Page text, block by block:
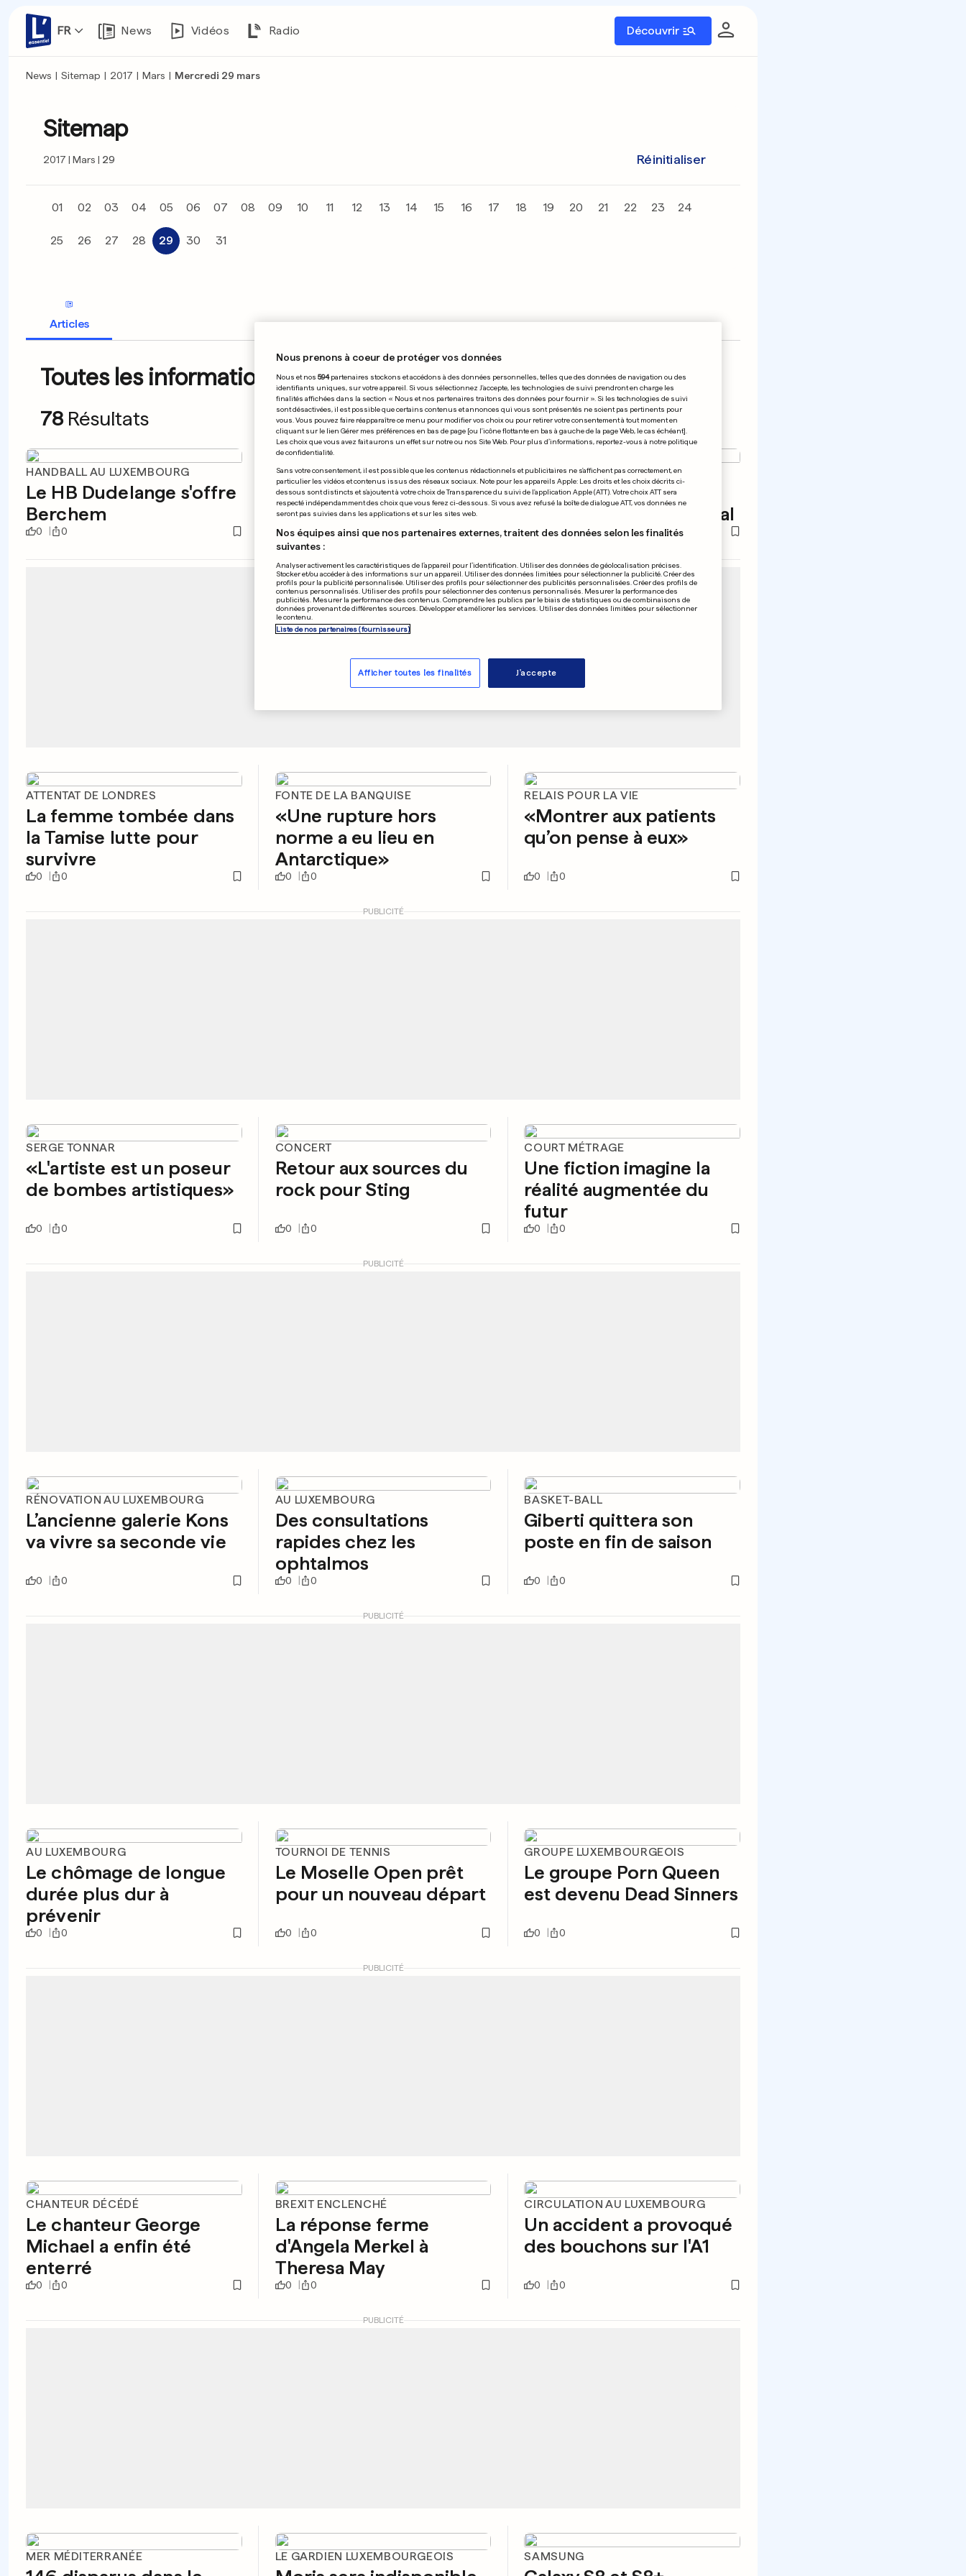
FR News Vidéos Radio Découvrir
News | Sitemap | 2017 | Mars | Mercredi 29 mars
Sitemap
2017 Mars 29 Réinitialiser
01 02 03 04 05 06 07 08 09 10 11 12 13 14 15 16 17 18 19 20 21 22 23 24
25 26 27 28 29 30 31
Articles
Toutes les informations du 29.03.2017
78 Résultats
HANDBALL AU LUXEMBOURG
Le HB Dudelange s'offre
Berchem
0 0
PREMIÈRE DAME
Melania Trump fait une
rare apparition publique
0 0
GROUPE MYTHIQUE
Le groupe The Eagles
reformé pour un festival
0 0
ATTENTAT DE LONDRES
La femme tombée dans
la Tamise lutte pour
survivre
0 0
FONTE DE LA BANQUISE
«Une rupture hors
norme a eu lieu en
Antarctique»
0 0
RELAIS POUR LA VIE
«Montrer aux patients
qu’on pense à eux»
0 0
PUBLICITÉ
SERGE TONNAR
«L'artiste est un poseur
de bombes artistiques»
0 0
CONCERT
Retour aux sources du
rock pour Sting
0 0
COURT MÉTRAGE
Une fiction imagine la
réalité augmentée du
futur
0 0
PUBLICITÉ
RÉNOVATION AU LUXEMBOURG
L’ancienne galerie Kons
va vivre sa seconde vie
0 0
AU LUXEMBOURG
Des consultations
rapides chez les
ophtalmos
0 0
BASKET-BALL
Giberti quittera son
poste en fin de saison
0 0
PUBLICITÉ
AU LUXEMBOURG
Le chômage de longue
durée plus dur à
prévenir
0 0
TOURNOI DE TENNIS
Le Moselle Open prêt
pour un nouveau départ
0 0
GROUPE LUXEMBOURGEOIS
Le groupe Porn Queen
est devenu Dead Sinners
0 0
PUBLICITÉ
CHANTEUR DÉCÉDÉ
Le chanteur George
Michael a enfin été
enterré
0 0
BREXIT ENCLENCHÉ
La réponse ferme
d'Angela Merkel à
Theresa May
0 0
CIRCULATION AU LUXEMBOURG
Un accident a provoqué
des bouchons sur l'A1
0 0
PUBLICITÉ
MER MÉDITERRANÉE LE GARDIEN LUXEMBOURGEOIS SAMSUNG
Nous prenons à coeur de protéger vos données
Nous et nos 594partenaires stockons et accédons à des données personnelles, telles que des données de navigation ou des
identifiants uniques, sur votre appareil. Si vous sélectionnez J'accepte, les technologies de suivi prendront en charge les
finalités affichées dans la section « Nous et nos partenaires traitons des données pour fournir ». Si les technologies de suivi
sont désactivées, il est possible que certains contenus et annonces qui vous sont présentés ne soient pas pertinents pour
vous. Vous pouvez faire réapparaître ce menu pour modifier vos choix ou pour retirer votre consentement à tout moment en
cliquant sur le lien Gérer mes préférences en bas de page [ou l'icône flottante en bas à gauche de la page Web, le cas échéant].
Les choix que vous avez fait aurons un effet sur notre ou nos Site Web. Pour plus d’informations, reportez-vous à notre politique
de confidentialité.
Sans votre consentement, il est possible que les contenus rédactionnels et publicitaires ne s'affichent pas correctement, en
particulier les vidéos et contenus issus des réseaux sociaux. Note pour les appareils Apple: Les droits et les choix décrits ci-
dessous sont distincts et s'ajoutent à votre choix de Transparence du suivi de l'application Apple (ATT). Votre choix ATT sera
respecté indépendamment des choix que vous ferez ci-dessous. Si vous avez refusé la boîte de dialogue ATT, vos données ne
seront pas suivies dans les applications et sur les sites web.
Nos équipes ainsi que nos partenaires externes, traitent des données selon les finalités
suivantes :
Analyser activement les caractéristiques de l’appareil pour l’identification. Utiliser des données de géolocalisation précises.
Stocker et/ou accéder à des informations sur un appareil. Utiliser des données limitées pour sélectionner la publicité. Créer des
profils pour la publicité personnalisée. Utiliser des profils pour sélectionner des publicités personnalisées. Créer des profils de
contenus personnalisés. Utiliser des profils pour sélectionner des contenus personnalisés. Mesurer la performance des
publicités. Mesurer la performance des contenus. Comprendre les publics par le biais de statistiques ou de combinaisons de
données provenant de différentes sources. Développer et améliorer les services. Utiliser des données limitées pour sélectionner
le contenu.
Liste de nos partenaires (fournisseurs)
Afficher toutes les finalités J'accepte